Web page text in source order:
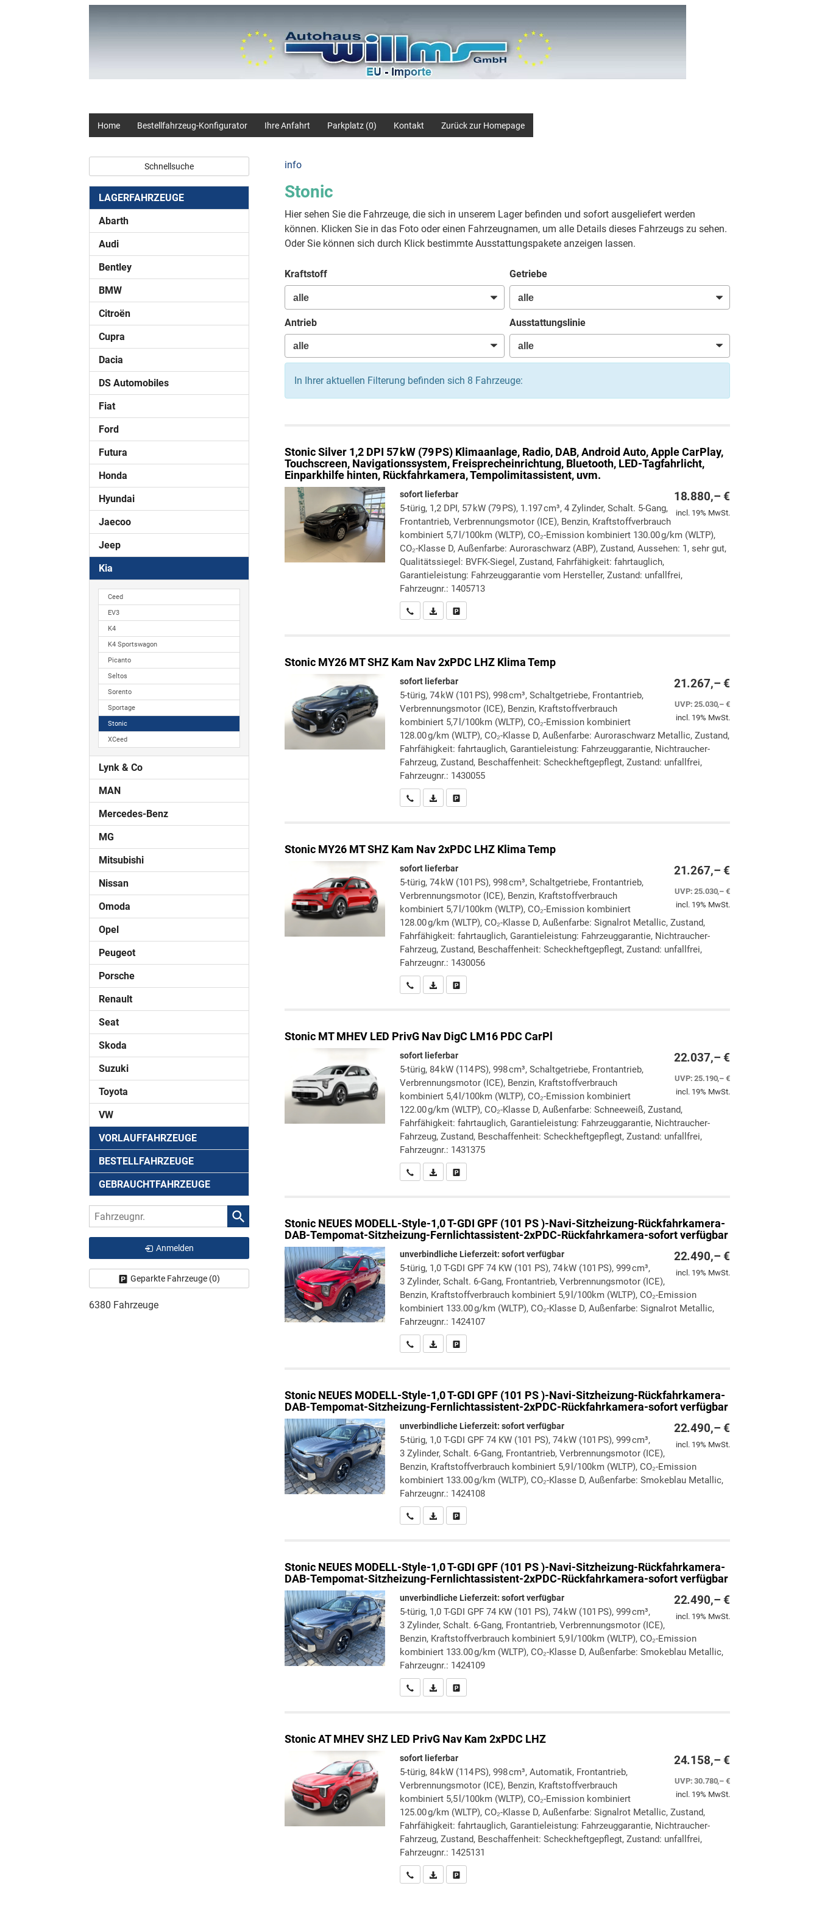
Home Bestellfahrzeug-Konfigurator Ihre Anfahrt Parkplatz (0) Kontakt Zurück zur Homepage
info
Stonic
Hier sehen Sie die Fahrzeuge, die sich in unserem Lager befinden und sofort ausgeliefert werden
können. Klicken Sie in das Foto oder einen Fahrzeugnamen, um alle Details dieses Fahrzeugs zu sehen.
Oder Sie können sich durch Klick bestimmte Ausstattungspakete anzeigen lassen.
Kraftstoff Getriebe
Antrieb Ausstattungslinie
In Ihrer aktuellen Filterung befinden sich 8 Fahrzeuge:
StonicSilver 1,2 DPI 57 kW (79 PS) Klimaanlage, Radio, DAB, Android Auto, Apple CarPlay,
Touchscreen, Navigationssystem, Freisprecheinrichtung, Bluetooth, LED-Tagfahrlicht,
Einparkhilfe hinten, Rückfahrkamera, Tempolimitassistent, uvm.
18.880,– €
incl. 19% MwSt.
sofort lieferbar
5-türig, 1,2 DPI, 57 kW (79 PS), 1.197 cm³, 4 Zylinder, Schalt. 5-Gang,
Frontantrieb, Verbrennungsmotor (ICE), Benzin, Kraftstoffverbrauch
kombiniert 5,7 l/100km (WLTP), CO₂-Emission kombiniert 130.00 g/km (WLTP),
CO₂-Klasse D, Außenfarbe: Auroraschwarz (ABP), Zustand, Aussehen: 1, sehr gut,
Qualitätssiegel: BVFK-Siegel, Zustand, Fahrfähigkeit: fahrtauglich,
Garantieleistung: Fahrzeuggarantie vom Hersteller, Zustand: unfallfrei,
Fahrzeugnr.: 1405713
Wir rufen Sie an
PDF-Datei, Fahrzeugexposé drucken
Drucken, parken oder vergleichen
Stonic MY26 MT SHZ Kam Nav 2xPDC LHZ Klima Temp
21.267,– €
UVP:25.030,– €
incl. 19% MwSt.
sofort lieferbar
5-türig, 74 kW (101 PS), 998 cm³, Schaltgetriebe, Frontantrieb,
Verbrennungsmotor (ICE), Benzin, Kraftstoffverbrauch
kombiniert 5,7 l/100km (WLTP), CO₂-Emission kombiniert
128.00 g/km (WLTP), CO₂-Klasse D, Außenfarbe: Auroraschwarz Metallic, Zustand,
Fahrfähigkeit: fahrtauglich, Garantieleistung: Fahrzeuggarantie, Nichtraucher-
Fahrzeug, Zustand, Beschaffenheit: Scheckheftgepflegt, Zustand: unfallfrei,
Fahrzeugnr.: 1430055
Wir rufen Sie an
PDF-Datei, Fahrzeugexposé drucken
Drucken, parken oder vergleichen
Stonic MY26 MT SHZ Kam Nav 2xPDC LHZ Klima Temp
21.267,– €
UVP:25.030,– €
incl. 19% MwSt.
sofort lieferbar
5-türig, 74 kW (101 PS), 998 cm³, Schaltgetriebe, Frontantrieb,
Verbrennungsmotor (ICE), Benzin, Kraftstoffverbrauch
kombiniert 5,7 l/100km (WLTP), CO₂-Emission kombiniert
128.00 g/km (WLTP), CO₂-Klasse D, Außenfarbe: Signalrot Metallic, Zustand,
Fahrfähigkeit: fahrtauglich, Garantieleistung: Fahrzeuggarantie, Nichtraucher-
Fahrzeug, Zustand, Beschaffenheit: Scheckheftgepflegt, Zustand: unfallfrei,
Fahrzeugnr.: 1430056
Wir rufen Sie an
PDF-Datei, Fahrzeugexposé drucken
Drucken, parken oder vergleichen
Stonic MT MHEV LED PrivG Nav DigC LM16 PDC CarPl
22.037,– €
UVP:25.190,– €
incl. 19% MwSt.
sofort lieferbar
5-türig, 84 kW (114 PS), 998 cm³, Schaltgetriebe, Frontantrieb,
Verbrennungsmotor (ICE), Benzin, Kraftstoffverbrauch
kombiniert 5,4 l/100km (WLTP), CO₂-Emission kombiniert
122.00 g/km (WLTP), CO₂-Klasse D, Außenfarbe: Schneeweiß, Zustand,
Fahrfähigkeit: fahrtauglich, Garantieleistung: Fahrzeuggarantie, Nichtraucher-
Fahrzeug, Zustand, Beschaffenheit: Scheckheftgepflegt, Zustand: unfallfrei,
Fahrzeugnr.: 1431375
Wir rufen Sie an
PDF-Datei, Fahrzeugexposé drucken
Drucken, parken oder vergleichen
Stonic NEUES MODELL-Style-1,0 T-GDI GPF (101 PS )-Navi-Sitzheizung-Rückfahrkamera-
DAB-Tempomat-Sitzheizung-Fernlichtassistent-2xPDC-Rückfahrkamera-sofort verfügbar
22.490,– €
incl. 19% MwSt.
unverbindliche Lieferzeit: sofort verfügbar
5-türig, 1,0 T-GDI GPF 74 KW (101 PS), 74 kW (101 PS), 999 cm³,
3 Zylinder, Schalt. 6-Gang, Frontantrieb, Verbrennungsmotor (ICE),
Benzin, Kraftstoffverbrauch kombiniert 5,9 l/100km (WLTP), CO₂-Emission
kombiniert 133.00 g/km (WLTP), CO₂-Klasse D, Außenfarbe: Signalrot Metallic,
Fahrzeugnr.: 1424107
Wir rufen Sie an
PDF-Datei, Fahrzeugexposé drucken
Drucken, parken oder vergleichen
Stonic NEUES MODELL-Style-1,0 T-GDI GPF (101 PS )-Navi-Sitzheizung-Rückfahrkamera-
DAB-Tempomat-Sitzheizung-Fernlichtassistent-2xPDC-Rückfahrkamera-sofort verfügbar
22.490,– €
incl. 19% MwSt.
unverbindliche Lieferzeit: sofort verfügbar
5-türig, 1,0 T-GDI GPF 74 KW (101 PS), 74 kW (101 PS), 999 cm³,
3 Zylinder, Schalt. 6-Gang, Frontantrieb, Verbrennungsmotor (ICE),
Benzin, Kraftstoffverbrauch kombiniert 5,9 l/100km (WLTP), CO₂-Emission
kombiniert 133.00 g/km (WLTP), CO₂-Klasse D, Außenfarbe: Smokeblau Metallic,
Fahrzeugnr.: 1424108
Wir rufen Sie an
PDF-Datei, Fahrzeugexposé drucken
Drucken, parken oder vergleichen
Stonic NEUES MODELL-Style-1,0 T-GDI GPF (101 PS )-Navi-Sitzheizung-Rückfahrkamera-
DAB-Tempomat-Sitzheizung-Fernlichtassistent-2xPDC-Rückfahrkamera-sofort verfügbar
22.490,– €
incl. 19% MwSt.
unverbindliche Lieferzeit: sofort verfügbar
5-türig, 1,0 T-GDI GPF 74 KW (101 PS), 74 kW (101 PS), 999 cm³,
3 Zylinder, Schalt. 6-Gang, Frontantrieb, Verbrennungsmotor (ICE),
Benzin, Kraftstoffverbrauch kombiniert 5,9 l/100km (WLTP), CO₂-Emission
kombiniert 133.00 g/km (WLTP), CO₂-Klasse D, Außenfarbe: Smokeblau Metallic,
Fahrzeugnr.: 1424109
Wir rufen Sie an
PDF-Datei, Fahrzeugexposé drucken
Drucken, parken oder vergleichen
StonicAT MHEV SHZ LED PrivG Nav Kam 2xPDC LHZ
24.158,– €
UVP:30.780,– €
incl. 19% MwSt.
sofort lieferbar
5-türig, 84 kW (114 PS), 998 cm³, Automatik, Frontantrieb,
Verbrennungsmotor (ICE), Benzin, Kraftstoffverbrauch
kombiniert 5,5 l/100km (WLTP), CO₂-Emission kombiniert
125.00 g/km (WLTP), CO₂-Klasse D, Außenfarbe: Signalrot Metallic, Zustand,
Fahrfähigkeit: fahrtauglich, Garantieleistung: Fahrzeuggarantie, Nichtraucher-
Fahrzeug, Zustand, Beschaffenheit: Scheckheftgepflegt, Zustand: unfallfrei,
Fahrzeugnr.: 1425131
Wir rufen Sie an
PDF-Datei, Fahrzeugexposé drucken
Drucken, parken oder vergleichen
Schnellsuche
LAGERFAHRZEUGE
Abarth
Audi
Bentley
BMW
Citroën
Cupra
Dacia
DS Automobiles
Fiat
Ford
Futura
Honda
Hyundai
Jaecoo
Jeep
Kia
Ceed
EV3
K4
K4 Sportswagon
Picanto
Seltos
Sorento
Sportage
Stonic
XCeed
Lynk & Co
MAN
Mercedes-Benz
MG
Mitsubishi
Nissan
Omoda
Opel
Peugeot
Porsche
Renault
Seat
Skoda
Suzuki
Toyota
VW
VORLAUFFAHRZEUGE
BESTELLFAHRZEUGE
GEBRAUCHTFAHRZEUGE
Fahrzeugnr.
Anmelden
Geparkte Fahrzeuge (0)
6380 Fahrzeuge